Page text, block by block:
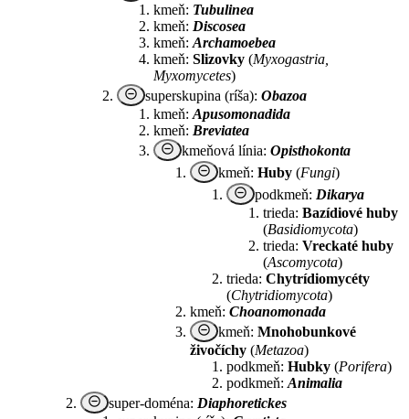
kmeň: Tubulinea
kmeň: Discosea
kmeň: Archamoebea
kmeň: Slizovky (Myxogastria,
Myxomycetes)
remove_circle_outline superskupina (ríša): Obazoa
kmeň: Apusomonadida
kmeň: Breviatea
remove_circle_outline kmeňová línia: Opisthokonta
remove_circle_outline kmeň: Huby (Fungi)
remove_circle_outline podkmeň: Dikarya
trieda: Bazídiové huby
(Basidiomycota)
trieda: Vreckaté huby
(Ascomycota)
trieda: Chytrídiomycéty
(Chytridiomycota)
kmeň: Choanomonada
remove_circle_outline kmeň: Mnohobunkové
živočíchy (Metazoa)
podkmeň: Hubky (Porifera)
podkmeň: Animalia
remove_circle_outline super-doména: Diaphoretickes